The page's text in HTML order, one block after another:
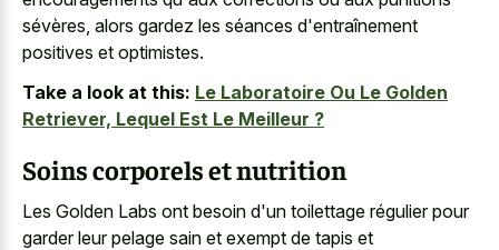
sévères, alors gardez les séances d'entraînement
positives et optimistes.
Take a look at this: Le Laboratoire Ou Le Golden
Retriever, Lequel Est Le Meilleur ?
Soins corporels et nutrition
Les Golden Labs ont besoin d'un toilettage régulier pour
garder leur pelage sain et exempt de tapis et